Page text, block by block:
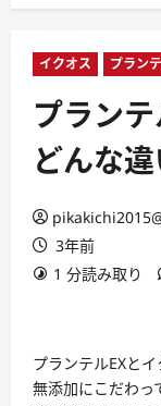
ュ
イクオス プラン
プラン
どんな
3年前
1 分読み取り
プランテルEXと
無添加にこだわっ